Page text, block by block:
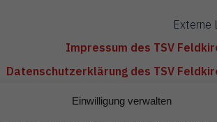
Einwilligung verwalten
Externe
Impressum des TSV
Datenschutzerklärung des TSV
Satzung des TSV